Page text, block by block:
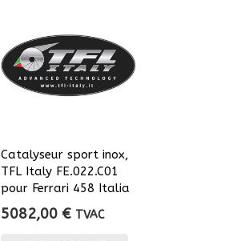
Catalyseur sport inox,
TFL Italy FE.022.C01
pour Ferrari 458 Italia
5082,00 € TVAC